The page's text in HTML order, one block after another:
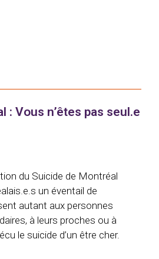
: Vous n’êtes pas seul.e
du Suicide de Montréal
un éventail de
autant aux personnes
à leurs proches ou à
le suicide d’un être cher.